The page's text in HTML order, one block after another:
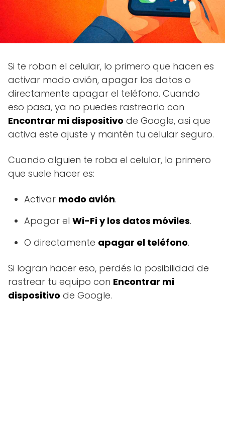
Si te roban el celular, lo primero que hacen es
activar modo avión, apagar los datos o
directamente apagar el teléfono. Cuando
eso pasa, ya no puedes rastrearlo con
Encontrar mi dispositivo de Google, asi que
activa este ajuste y mantén tu celular seguro.
Cuando alguien te roba el celular, lo primero
que suele hacer es:
Activar modo avión.
Apagar el Wi-Fi y los datos móviles.
O directamente apagar el teléfono.
Si logran hacer eso, perdés la posibilidad de
rastrear tu equipo con Encontrar mi
dispositivo de Google.